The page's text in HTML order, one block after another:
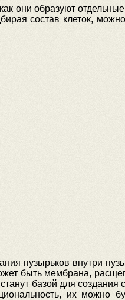
они образуют
состав клеток,
пузырьков внутри
быть мембрана,
базой для
их можно